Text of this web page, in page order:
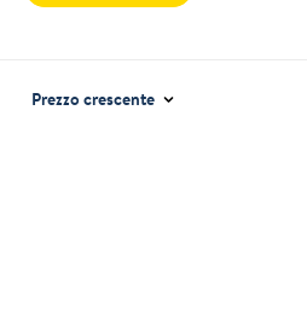
Prezzo crescente